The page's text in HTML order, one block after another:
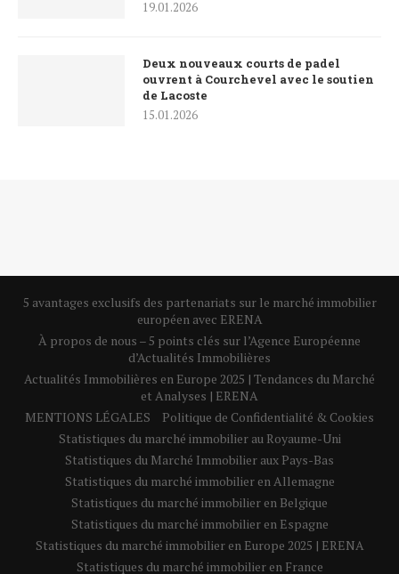
19.01.2026
Deux nouveaux courts de padel
ouvrent à Courchevel avec le soutien
de Lacoste
15.01.2026
5 avantages exclusifs des partenariats sur le marché immobilier
européen avec ERENA
À propos de nous – 5 points clés sur l’Agence Européenne
d’Actualités Immobilières
Actualités Immobilières en Europe 2025 | Tendances du Marché
et Analyses | ERENA
MENTIONS LÉGALES
Politique de Confidentialité & Cookies
Statistiques du marché immobilier au Royaume-Uni
Statistiques du Marché Immobilier aux Pays-Bas
Statistiques du marché immobilier en Allemagne
Statistiques du marché immobilier en Belgique
Statistiques du marché immobilier en Espagne
Statistiques du marché immobilier en Europe 2025 | ERENA
Statistiques du marché immobilier en France